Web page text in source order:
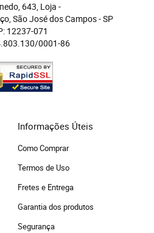
643, Loja -
São José dos Campos - SP
12237-071
0001-86
Informações Úteis
Como Comprar
Termos de Uso
Fretes e Entrega
Garantia dos produtos
Segurança